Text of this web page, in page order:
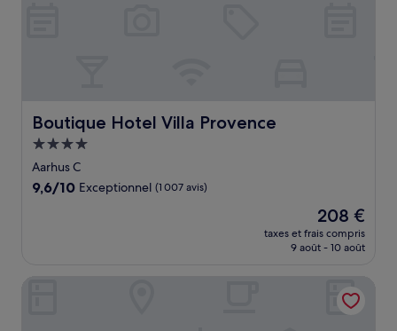
Boutique Hotel Villa Provence
Boutique Hotel Villa Provence
Hébergement
4.0 étoiles
Aarhus C
9.6
9,6/10 Exceptionnel (1 007 avis)
Le
nouveau
prix
de
208 €
208 €
taxes et frais compris
9 août - 10 août